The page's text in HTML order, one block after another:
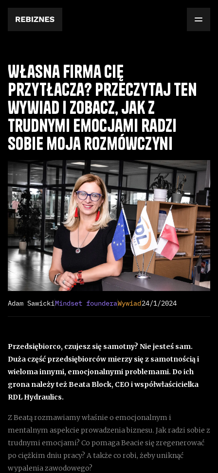
Własna firma Cię
przytłacza? Przeczytaj ten
wywiad i zobacz, jak z
trudnymi emocjami radzi
sobie moja rozmówczyni
Adam SawickiMindset founderaWywiad24/1/2024
Przedsiębiorco, czujesz się samotny? Nie jesteś sam.
Duża część przedsiębiorców mierzy się z samotnością i
wieloma innymi, emocjonalnymi problemami. Do ich
grona należy też Beata Block, CEO i współwłaścicielka
RDL Hydraulics.
Z Beatą rozmawiamy właśnie o emocjonalnym i
mentalnym aspekcie prowadzenia biznesu. Jak radzi sobie z
trudnymi emocjami? Co pomaga Beacie się zregenerować
po ciężkim dniu pracy? A także co robi, żeby uniknąć
wypalenia zawodowego?